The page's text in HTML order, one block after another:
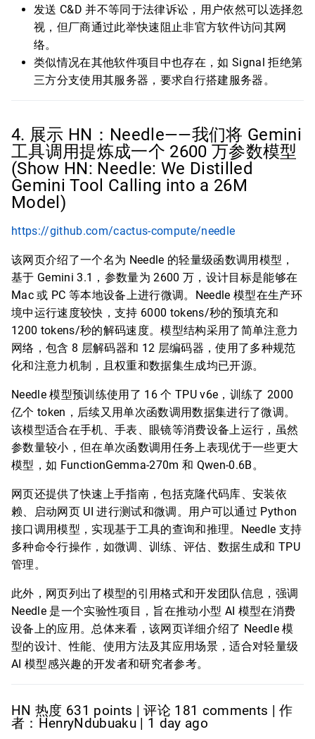
发送 C&D 并不等同于法律诉讼，用户依然可以选择忽
视，但厂商通过此举快速阻止非官方软件访问其网
络。
类似情况在其他软件项目中也存在，如 Signal 拒绝第
三方分支使用其服务器，要求自行搭建服务器。
4. 展示 HN：Needle——我们将 Gemini
工具调用提炼成一个 2600 万参数模型
(Show HN: Needle: We Distilled
Gemini Tool Calling into a 26M
Model)
https://github.com/cactus-compute/needle
该网页介绍了一个名为 Needle 的轻量级函数调用模型，
基于 Gemini 3.1，参数量为 2600 万，设计目标是能够在
Mac 或 PC 等本地设备上进行微调。Needle 模型在生产环
境中运行速度较快，支持 6000 tokens/秒的预填充和
1200 tokens/秒的解码速度。模型结构采用了简单注意力
网络，包含 8 层解码器和 12 层编码器，使用了多种规范
化和注意力机制，且权重和数据集生成均已开源。
Needle 模型预训练使用了 16 个 TPU v6e，训练了 2000
亿个 token，后续又用单次函数调用数据集进行了微调。
该模型适合在手机、手表、眼镜等消费设备上运行，虽然
参数量较小，但在单次函数调用任务上表现优于一些更大
模型，如 FunctionGemma-270m 和 Qwen-0.6B。
网页还提供了快速上手指南，包括克隆代码库、安装依
赖、启动网页 UI 进行测试和微调。用户可以通过 Python
接口调用模型，实现基于工具的查询和推理。Needle 支持
多种命令行操作，如微调、训练、评估、数据生成和 TPU
管理。
此外，网页列出了模型的引用格式和开发团队信息，强调
Needle 是一个实验性项目，旨在推动小型 AI 模型在消费
设备上的应用。总体来看，该网页详细介绍了 Needle 模
型的设计、性能、使用方法及其应用场景，适合对轻量级
AI 模型感兴趣的开发者和研究者参考。
HN 热度 631 points | 评论 181 comments | 作
者：HenryNdubuaku | 1 day ago